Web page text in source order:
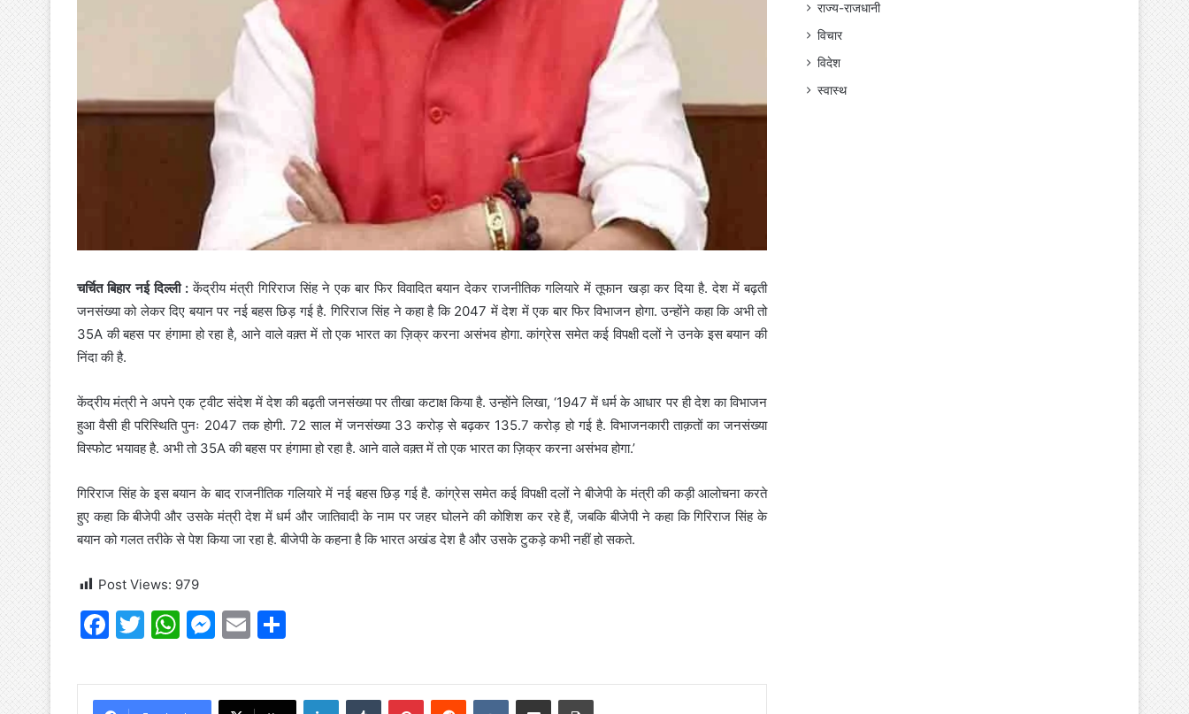
चर्चित बिहार नई दिल्ली :केंद्रीय मंत्री गिरिराज सिंह ने एक बार फिर विवादित बयान देकर राजनीतिक गलियारे में तूफान खड़ा कर दिया है. देश में बढ़ती
जनसंख्या को लेकर दिए बयान पर नई बहस छिड़ गई है. गिरिराज सिंह ने कहा है कि 2047 में देश में एक बार फिर विभाजन होगा. उन्होंने कहा कि अभी तो
35A की बहस पर हंगामा हो रहा है, आने वाले वक़्त में तो एक भारत का ज़िक्र करना असंभव होगा. कांग्रेस समेत कई विपक्षी दलों ने उनके इस बयान की
निंदा की है.
केंद्रीय मंत्री ने अपने एक ट्वीट संदेश में देश की बढ़ती जनसंख्या पर तीखा कटाक्ष किया है. उन्होंने लिखा, ‘1947 में धर्म के आधार पर ही देश का विभाजन
हुआ वैसी ही परिस्थिति पुनः 2047 तक होगी. 72 साल में जनसंख्या 33 करोड़ से बढ़कर 135.7 करोड़ हो गई है. विभाजनकारी ताक़तों का जनसंख्या
विस्फोट भयावह है. अभी तो 35A की बहस पर हंगामा हो रहा है. आने वाले वक़्त में तो एक भारत का ज़िक्र करना असंभव होगा.’
गिरिराज सिंह के इस बयान के बाद राजनीतिक गलियारे में नई बहस छिड़ गई है. कांग्रेस समेत कई विपक्षी दलों ने बीजेपी के मंत्री की कड़ी आलोचना करते
हुए कहा कि बीजेपी और उसके मंत्री देश में धर्म और जातिवादी के नाम पर जहर घोलने की कोशिश कर रहे हैं, जबकि बीजेपी ने कहा कि गिरिराज सिंह के
बयान को गलत तरीके से पेश किया जा रहा है. बीजेपी के कहना है कि भारत अखंड देश है और उसके टुकड़े कभी नहीं हो सकते.
Post Views: 979
F
c
T
itt
W
at
M
s
E
ai ar
LinkedInTumblr PinterestReddit VKontakteShare via Email Print
राज्य-राजधानी
विचार
विदेश
स्वास्थ